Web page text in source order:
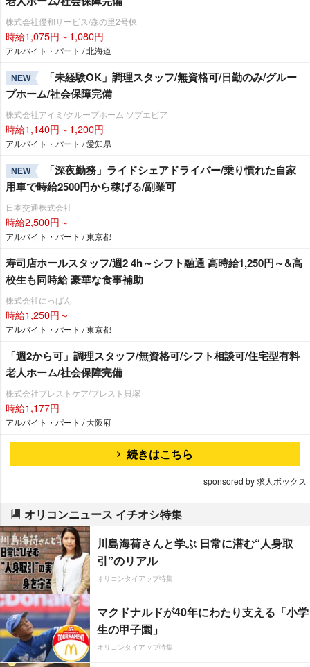
株式会社優和サービス/森の里2号棟
時給1,075円～1,080円
アルバイト・パート / 北海道
NEW
「未経験OK」調理スタッフ/無資格可/日勤のみ/グルー
プホーム/社会保障完備
株式会社アイミ/グループホーム ソブエピア
時給1,140円～1,200円
アルバイト・パート / 愛知県
NEW
「深夜勤務」ライドシェアドライバー/乗り慣れた自家
用車で時給2500円から稼げる/副業可
日本交通株式会社
時給2,500円～
アルバイト・パート / 東京都
寿司店ホールスタッフ/週2 4h～シフト融通 高時給1,250円～&高
校生も同時給 豪華な食事補助
株式会社にっぱん
時給1,250円～
アルバイト・パート / 東京都
「週2から可」調理スタッフ/無資格可/シフト相談可/住宅型有料
老人ホーム/社会保障完備
株式会社ブレストケア/ブレスト貝塚
時給1,177円
アルバイト・パート / 大阪府
続きはこちら
sponsored by 求人ボックス
オリコンニュース イチオシ特集
川島海荷さんと学ぶ 日常に潜む“人身取
引”のリアル
オリコンタイアップ特集
マクドナルドが40年にわたり支える「小学
生の甲子園」
オリコンタイアップ特集